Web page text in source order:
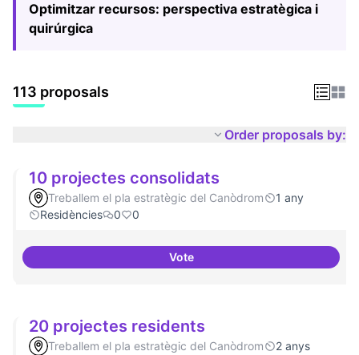
Optimitzar recursos: perspectiva estratègica i
quirúrgica
113 proposals
Order proposals by:
10 projectes consolidats
Treballem el pla estratègic del Canòdrom
1 any
Residències
0 0
Vote10 projectes consolidats
20 projectes residents
Treballem el pla estratègic del Canòdrom
2 anys